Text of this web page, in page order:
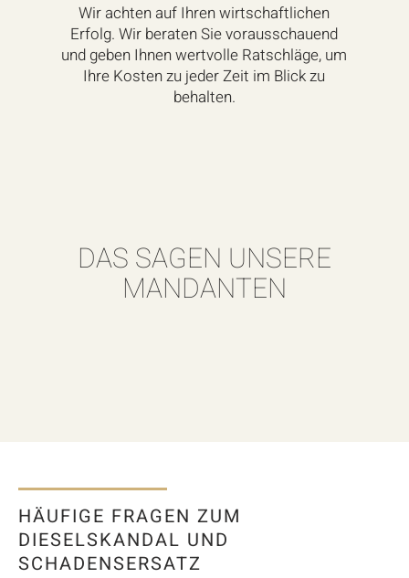
Wir achten auf Ihren wirtschaftlichen
Erfolg. Wir beraten Sie vorausschauend
und geben Ihnen wertvolle Ratschläge, um
Ihre Kosten zu jeder Zeit im Blick zu
behalten.
DAS SAGEN UNSERE
MANDANTEN
HÄUFIGE FRAGEN ZUM
DIESELSKANDAL UND
SCHADENSERSATZ